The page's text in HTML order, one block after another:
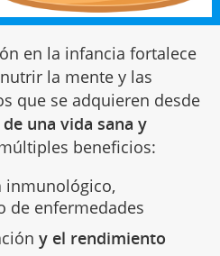
en la infancia fortalece
la mente y las
que se adquieren desde
una vida sana y
beneficios:
inmunológico,
de enfermedades
y el rendimiento